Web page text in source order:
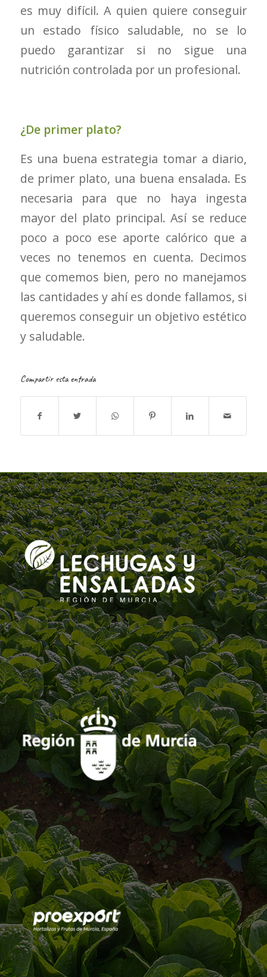
es muy difícil. A quien quiere conseguir
un estado físico saludable, no se lo
puedo garantizar si no sigue una
nutrición controlada por un profesional.
¿De primer plato?
Es una buena estrategia tomar a diario,
de primer plato, una buena ensalada. Es
necesaria para que no haya ingesta
mayor del plato principal. Así se reduce
poco a poco ese aporte calórico que a
veces no tenemos en cuenta. Decimos
que comemos bien, pero no manejamos
las cantidades y ahí es donde fallamos, si
queremos conseguir un objetivo estético
y saludable.
Compartir esta entrada